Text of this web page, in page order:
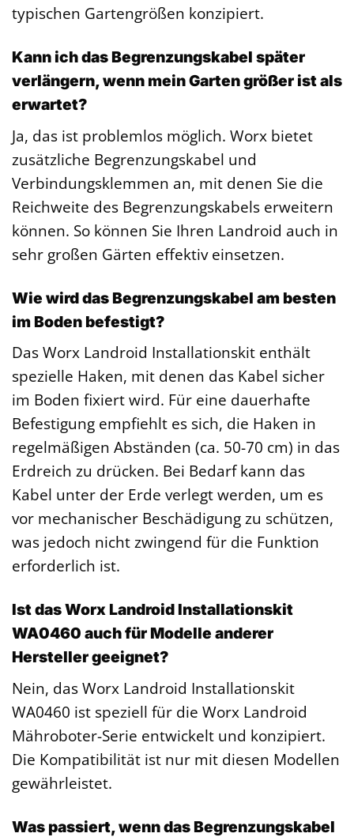
typischen Gartengrößen konzipiert.
Kann ich das Begrenzungskabel später
verlängern, wenn mein Garten größer ist als
erwartet?
Ja, das ist problemlos möglich. Worx bietet
zusätzliche Begrenzungskabel und
Verbindungsklemmen an, mit denen Sie die
Reichweite des Begrenzungskabels erweitern
können. So können Sie Ihren Landroid auch in
sehr großen Gärten effektiv einsetzen.
Wie wird das Begrenzungskabel am besten
im Boden befestigt?
Das Worx Landroid Installationskit enthält
spezielle Haken, mit denen das Kabel sicher
im Boden fixiert wird. Für eine dauerhafte
Befestigung empfiehlt es sich, die Haken in
regelmäßigen Abständen (ca. 50-70 cm) in das
Erdreich zu drücken. Bei Bedarf kann das
Kabel unter der Erde verlegt werden, um es
vor mechanischer Beschädigung zu schützen,
was jedoch nicht zwingend für die Funktion
erforderlich ist.
Ist das Worx Landroid Installationskit
WA0460 auch für Modelle anderer
Hersteller geeignet?
Nein, das Worx Landroid Installationskit
WA0460 ist speziell für die Worx Landroid
Mähroboter-Serie entwickelt und konzipiert.
Die Kompatibilität ist nur mit diesen Modellen
gewährleistet.
Was passiert, wenn das Begrenzungskabel